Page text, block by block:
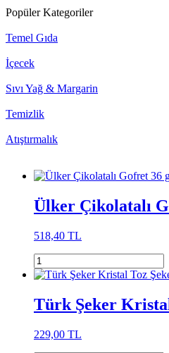
Popüler Kategoriler
Temel Gıda
İçecek
Sıvı Yağ & Margarin
Temizlik
Atıştırmalık
Ülker Çikolatalı
518,40 TL
Türk Şeker
229,00 TL